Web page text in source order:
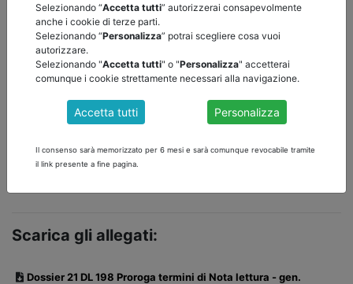
home documenti pubblici normativa/torna indietro
DOCUMENTI PUBBLICI
DOSSIER 21 DL 198 PROROGA TERMINI
recante
disposizioni urgenti in materia di termini legislativi
Scarica gli allegati:
Dossier 21 DL 198 Proroga termini di Nota lettura - gen.
Selezionando “Accetta tutti” autorizzerai consapevolmente
anche i cookie di terze parti.
Selezionando “Personalizza” potrai scegliere cosa vuoi
autorizzare.
Selezionando "Accetta tutti" o "Personalizza" accetterai
comunque i cookie strettamente necessari alla navigazione.
Accetta tutti Personalizza
Il consenso sarà memorizzato per 6 mesi e sarà comunque revocabile tramite
il link presente a fine pagina.